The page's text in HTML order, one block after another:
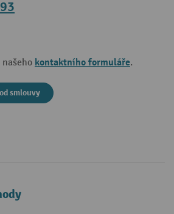
kontaktního formuláře.
smlouvy